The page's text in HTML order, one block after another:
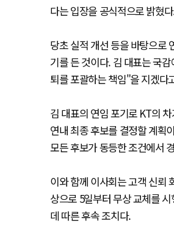
다는 입장을 공식적으로 밝혔
당초 실적 개선 등을 바탕으로
기를 든 것이다. 김 대표는 국
퇴를 포괄하는 책임"을 지겠다
김 대표의 연임 포기로 KT의
연내 최종 후보를 결정할 계획
모든 후보가 동등한 조건에서
이와 함께 이사회는 고객 신뢰
상으로 5일부터 무상 교체를
데 따른 후속 조치다.